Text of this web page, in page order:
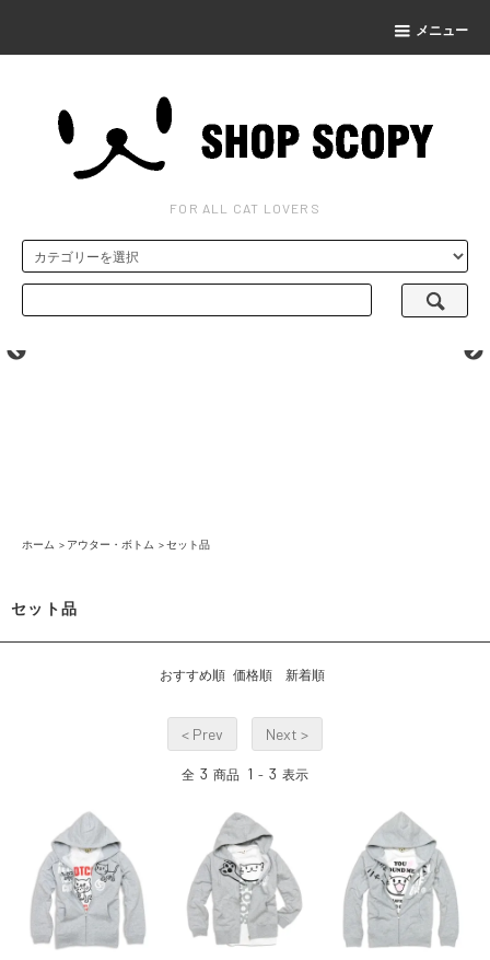
メニュー
FOR ALL CAT LOVERS
ホーム > アウター・ボトム >セット品
セット品
おすすめ順 価格順 新着順
< Prev Next >
全 3 商品 1 - 3 表示